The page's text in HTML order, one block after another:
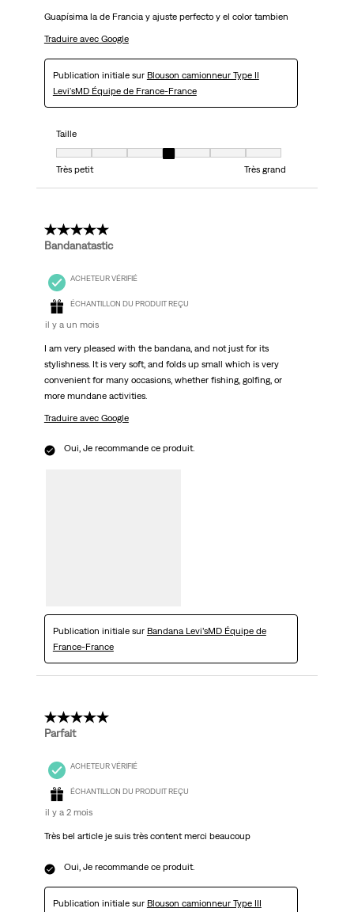
Guapísima la de Francia y ajuste perfecto y el color tambien
Traduire avec Google
Publication initiale sur Blouson camionneur Type II
Levi'sMD Équipe de France-France
Taille
Taille, 4 sur 7, où 1 est égal à Très petit et 7 est égal à Très grand
Très petit
Très grand
5 étoile(s) sur 5.
Bandanatastic
ACHETEUR VÉRIFIÉ
ÉCHANTILLON DU PRODUIT REÇU
il y a un mois
I am very pleased with the bandana, and not just for its
stylishness. It is very soft, and folds up small which is very
convenient for many occasions, whether fishing, golfing, or
more mundane activities.
Traduire avec Google
Oui, Je recommande ce produit.
Publication initiale sur Bandana Levi’sMD Équipe de
France-France
5 étoile(s) sur 5.
Parfait
ACHETEUR VÉRIFIÉ
ÉCHANTILLON DU PRODUIT REÇU
il y a 2 mois
Très bel article je suis très content merci beaucoup
Oui, Je recommande ce produit.
Publication initiale sur Blouson camionneur Type III